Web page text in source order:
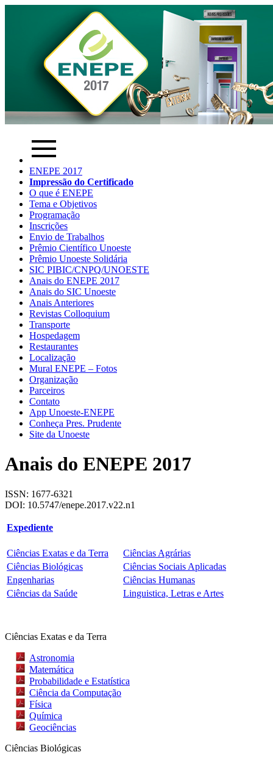
ENEPE 2017
Impressão do Certificado
O que é ENEPE
Tema e Objetivos
Programação
Inscrições
Envio de Trabalhos
Prêmio Científico Unoeste
Prêmio Unoeste Solidária
SIC PIBIC/CNPQ/UNOESTE
Anais do ENEPE 2017
Anais do SIC Unoeste
Anais Anteriores
Revistas Colloquium
Transporte
Hospedagem
Restaurantes
Localização
Mural ENEPE – Fotos
Organização
Parceiros
Contato
App Unoeste-ENEPE
Conheça Pres. Prudente
Site da Unoeste
Anais do ENEPE 2017
ISSN: 1677-6321
DOI: 10.5747/enepe.2017.v22.n1
Expediente
Ciências Exatas e da Terra
Ciências Agrárias
Ciências Biológicas
Ciências Sociais Aplicadas
Engenharias
Ciências Humanas
Ciências da Saúde
Linguistica, Letras e Artes
Ciências Exatas e da Terra
Astronomia
Matemática
Probabilidade e Estatística
Ciência da Computação
Física
Química
Geociências
Ciências Biológicas